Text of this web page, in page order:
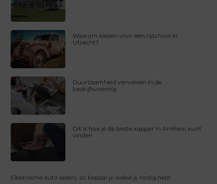
Waarom kiezen voor een rijschool in
Utrecht?
Duurzaamheid verweven in de
bedrijfsvoering
Dit is hoe je de beste kapper in Arnhem kunt
vinden
Elektrische auto laders: zo bepaal je welke jij nodig hebt